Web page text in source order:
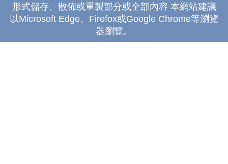
形式儲存、散佈或重製部分或全部內容 本網站建議
以Microsoft Edge、Firefox或Google Chrome等瀏覽
器瀏覽。